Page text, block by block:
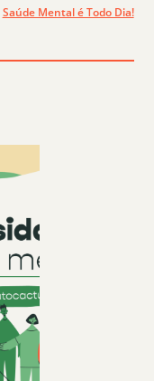
Saúde Mental é Todo Dia!